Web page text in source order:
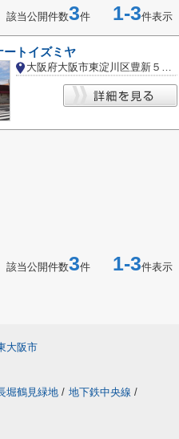
該当公開件数3件 1-3件表示
ートイズミヤ
大阪府大阪市東淀川区豊新５丁目
該当公開件数3件 1-3件表示
大阪市
堀鶴見緑地 / 地下鉄中央線 /